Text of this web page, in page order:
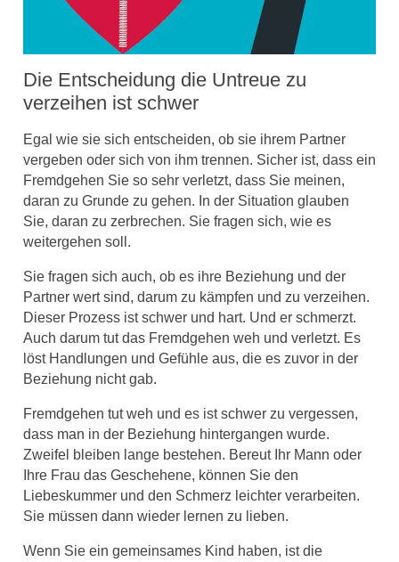
Die Entscheidung die Untreue zu
verzeihen ist schwer
Egal wie sie sich entscheiden, ob sie ihrem Partner
vergeben oder sich von ihm trennen. Sicher ist, dass ein
Fremdgehen Sie so sehr verletzt, dass Sie meinen,
daran zu Grunde zu gehen. In der Situation glauben
Sie, daran zu zerbrechen. Sie fragen sich, wie es
weitergehen soll.
Sie fragen sich auch, ob es ihre Beziehung und der
Partner wert sind, darum zu kämpfen und zu verzeihen.
Dieser Prozess ist schwer und hart. Und er schmerzt.
Auch darum tut das Fremdgehen weh und verletzt. Es
löst Handlungen und Gefühle aus, die es zuvor in der
Beziehung nicht gab.
Fremdgehen tut weh und es ist schwer zu vergessen,
dass man in der Beziehung hintergangen wurde.
Zweifel bleiben lange bestehen. Bereut Ihr Mann oder
Ihre Frau das Geschehene, können Sie den
Liebeskummer und den Schmerz leichter verarbeiten.
Sie müssen dann wieder lernen zu lieben.
Wenn Sie ein gemeinsames Kind haben, ist die